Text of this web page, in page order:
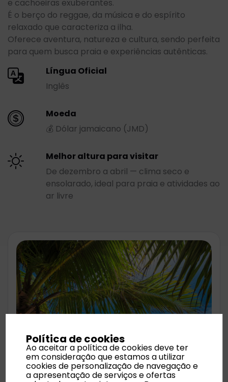
e cachoeiras exuberantes.
É o berço do reggae, da música e do espírito
relaxado que caracteriza a ilha.
Oferece aventura, natureza e cultura, sendo perfeita
para quem busca praia e experiências autênticas.
Língua Oficial
Inglês
Moeda
💰 Dólar jamaicano (JMD)
Melhor altura para visitar
De dezembro a abril — clima seco e
ensolarado, ideal para praia e atividades ao
ar livre
Política de cookies
Ao aceitar a política de cookies deve ter
em consideração que estamos a utilizar
cookies de personalização de navegação e
a apresentação de serviços e ofertas